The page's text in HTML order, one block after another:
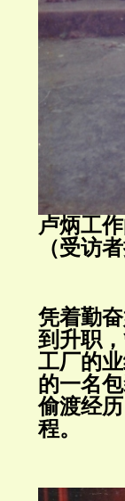
卢炳工
（受访
凭着勤
到升职
工厂的
的一名
偷渡经
程。